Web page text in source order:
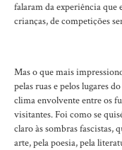
falaram da experiência
crianças, de competições
Mas o que mais
pelas ruas e pelos lugares
clima envolvente entre os
visitantes. Foi como se
claro às sombras fascistas,
arte, pela poesia, pela